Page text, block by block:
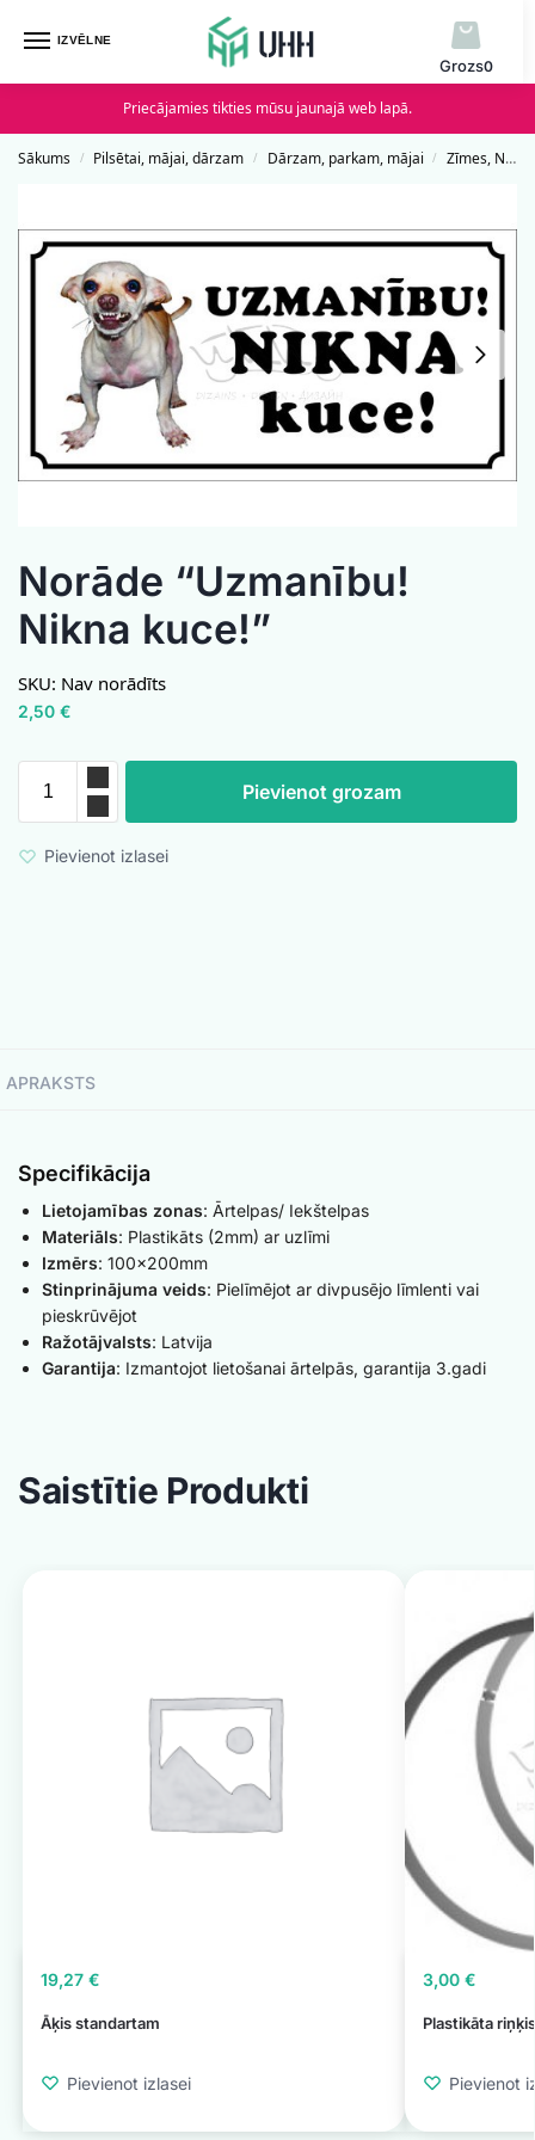
IZVĒLNE
0
Priecājamies tikties mūsu jaunajā web lapā.
Sākums / Pilsētai, mājai, dārzam / Dārzam, parkam, mājai / Zīmes, Norādes un Uzlīmes
Norāde “Uzmanību!
Nikna kuce!”
SKU: Nav norādīts
2,50 €
Pievienot grozam
Pievienot izlasei
APRAKSTS
Specifikācija
Lietojamības zonas: Ārtelpas/ Iekštelpas
Materiāls: Plastikāts (2mm) ar uzlīmi
Izmērs: 100x200mm
Stinprinājuma veids: Pielīmējot ar divpusējo līmlenti vai
pieskrūvējot
Ražotājvalsts: Latvija
Garantija: Izmantojot lietošanai ārtelpās, garantija 3.gadi
Saistītie Produkti
Āķis standartam
19,27 €
Pievienot izlasei
Plastikāta riņķis
3,00 €
Pievienot